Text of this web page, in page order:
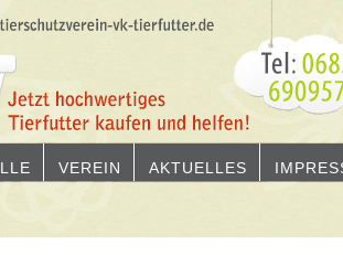
VEREIN AKTUELLES